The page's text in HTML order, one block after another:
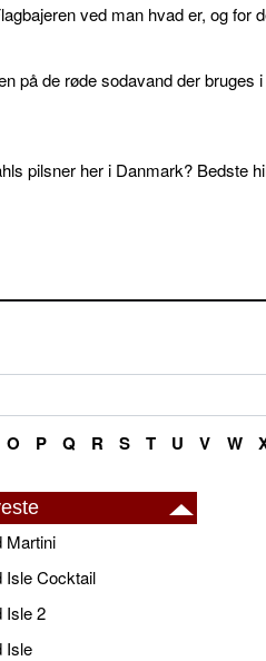
ved man hvad er, og for
på de røde sodavand der bruges
pilsner her i Danmark? Bedste
O P Q R S T U V W
Martini
Isle Cocktail
Isle 2
Isle